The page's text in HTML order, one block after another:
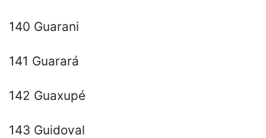
140 Guarani
141 Guarará
142 Guaxupé
143 Guidoval